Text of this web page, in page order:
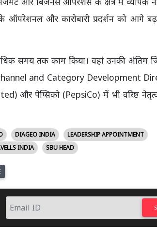
ऑपरेशनल और कारोबारी प्रदर्शन को आगे
समय तक काम किया। वहां उनकी अंतिम
and Category Development
और पेप्सिको (PepsiCo) में भी वरिष्ठ
DIAGEO INDIA
LEADERSHIP APPOINTMENT
INDIA SBU HEAD